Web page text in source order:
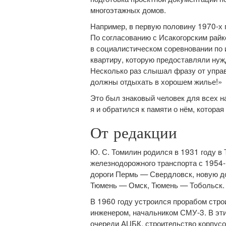
многоэтажных домов.
Например, в первую половину 1970-
По согласованию с Исакогорским
в социалистическом соревновании
квартиру, которую предоставляли
Несколько раз слышал фразу от
должны отдыхать в хорошем жилье!»
Это был знаковый человек для всех
я и обратился к памяти о нём,
От редакции
Ю. С. Томилин родился в 1931 году в
железнодорожного транспорта с
дороги Пермь — Свердловск, новую
Тюмень — Омск, Тюмень — Тобольск.
В 1960 году устроился прорабом
инженером, начальником СМУ-3. В
очереди АЦБК, строительство